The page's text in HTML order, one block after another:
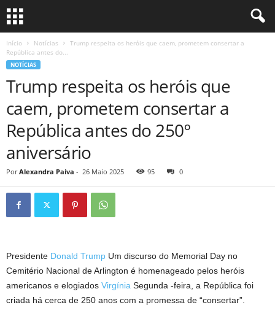
Início Notícias
Trump respeita os heróis que caem, prometem consertar a
República antes do...
NOTÍCIAS
Trump respeita os heróis que
caem, prometem consertar a
República antes do 250º
aniversário
Por Alexandra Paiva - 26 Maio 2025 95 0
Presidente Donald Trump Um discurso do Memorial Day no
Cemitério Nacional de Arlington é homenageado pelos heróis
americanos e elogiados Virgínia Segunda -feira, a República foi
criada há cerca de 250 anos com a promessa de “consertar”.